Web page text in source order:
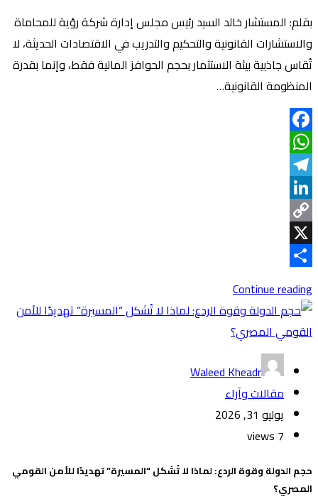
بقلم: المستشار خالد السيد رئيس مجلس إدارة شركة رؤية للمحاماة
والاستشارات القانونية والتحكيم والتدريب في الاقتصادات الحديثة، لا
تُقاس جاذبية بيئة الاستثمار بحجم الحوافز المالية فقط، وإنما بقدرة
المنظومة القانونية…
Facebook
WhatsApp
Telegram
LinkedIn
Copy
LinkX
Continue reading
Waleed Kheadr
مقالات وآراء
يوليو 31, 2026
7 views
حجم الدولة وقوة الردع: لماذا لا تُشكل “المسيرة” تهديدًا للأمن القومي
المصري؟